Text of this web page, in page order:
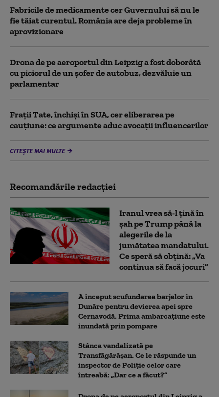
Fabricile de medicamente cer Guvernului să nu le
fie tăiat curentul. România are deja probleme în
aprovizionare
Drona de pe aeroportul din Leipzig a fost doborâtă
cu piciorul de un şofer de autobuz, dezvăluie un
parlamentar
Frații Tate, închiși în SUA, cer eliberarea pe
cauțiune: ce argumente aduc avocații influencerilor
CITEȘTE MAI MULTE
Recomandările redacţiei
Iranul vrea să-l țină în
șah pe Trump până la
alegerile de la
jumătatea mandatului.
Ce speră să obțină: „Va
continua să facă jocuri”
A început scufundarea barjelor în
Dunăre pentru devierea apei spre
Cernavodă. Prima ambarcațiune este
inundată prin pompare
Stânca vandalizată pe
Transfăgărășan. Ce le răspunde un
inspector de Poliție celor care
întreabă: „Dar ce a făcut?”